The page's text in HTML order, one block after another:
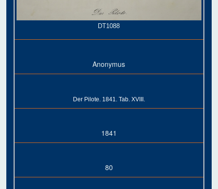
DT1088
Anonymus
Der Pilote. 1841. Tab. XVIII.
1841
80